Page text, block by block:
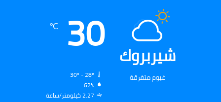
شيربروك
غيوم متفرقة
30
℃
62%
2.27 كيلومتر/ساعة